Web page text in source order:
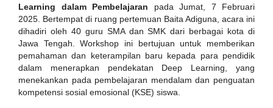
Learning dalam Pembelajaran pada Jumat, 7 Februari
2025. Bertempat di ruang pertemuan Baita Adiguna, acara ini
dihadiri oleh 40 guru SMA dan SMK dari berbagai kota di
Jawa Tengah. Workshop ini bertujuan untuk memberikan
pemahaman dan keterampilan baru kepada para pendidik
dalam menerapkan pendekatan Deep Learning, yang
menekankan pada pembelajaran mendalam dan penguatan
kompetensi sosial emosional (KSE) siswa.